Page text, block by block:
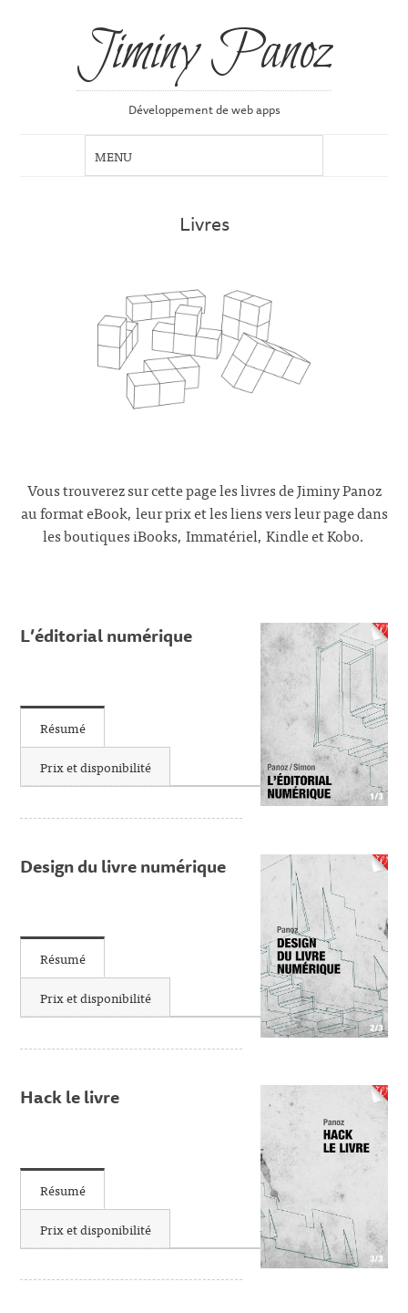
Jiminy Panoz
Développement de web apps
Livres
Vous trouverez sur cette page les livres de Jiminy Panoz
au format eBook, leur prix et les liens vers leur page dans
les boutiques iBooks, Immatériel, Kindle et Kobo.
L’éditorial numérique
Résumé
Prix et disponibilité
Design du livre numérique
Résumé
Prix et disponibilité
Hack le livre
Résumé
Prix et disponibilité